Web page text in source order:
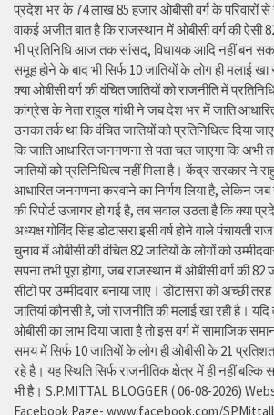
प्रदेश भर के 74 लाख 85 हजार ओबीसी वर्ग के परिवारों से
वाकई अजीत बात है कि राजस्थान में ओबीसी वर्ग की ऐसी
भी प्रतिनिधि आज तक सांसद, विधायक आदि नहीं बन
समूह होने के बाद भी सिर्फ 10 जातियों के लोग ही मलाई
क्या ओबीसी वर्ग की वंचित जातियों को राजनीति में
कांग्रेस के नेता राहुल गांधी ने जब देश भर में जाति
उनका तर्क था कि वंचित जातियों को प्रतिनिधित्व दिया
कि जाति आधारित जनगणना से पता चल जाएगा कि अभी
जातियों को प्रतिनिधित्व नहीं मिला है। केंद्र सरकार ने
आधारित जनगणना करवाने का निर्णय लिया है, लेकिन जब
की रिपोर्ट उजागर हो गई है, तब सवाल उठता है कि क्या
अध्यक्ष गोविंद सिंह डोटासरा इसी वर्ष होने वाले पंचायती
चुनाव में ओबीसी की वंचित 82 जातियों के लोगों को
सपना तभी पूरा होगा, जब राजस्थान में ओबीसी वर्ग की 82
सीटों पर उम्मीदवार बनाया जाए। डोटासरा को अच्छी
जातियां कौनसी है, जो राजनीति की मलाई खा रही है। यदि
ओबीसी का लाभ दिया जाता है तो इस वर्ग में सामाजिक
समय में सिर्फ 10 जातियों के लोग ही ओबीसी के 21
रहे है। यह स्थिति सिर्फ राजनीतिक क्षेत्र में ही नहीं बल्कि
भी है। S.P.MITTAL BLOGGER ( 06-08-2026)
Facebook Page- www.facebook.com/